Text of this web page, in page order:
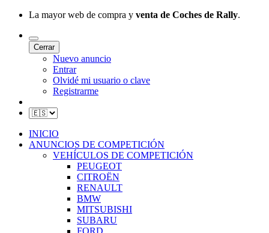
La mayor web de compra y venta de Coches de Rally.
Cerrar
Nuevo anuncio
Entrar
Olvidé mi usuario o clave
Registrarme
INICIO
ANUNCIOS DE COMPETICIÓN
VEHÍCULOS DE COMPETICIÓN
PEUGEOT
CITROËN
RENAULT
BMW
MITSUBISHI
SUBARU
FORD